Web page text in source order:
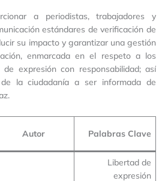
a periodistas, trabajadores y
estándares de verificación de
su impacto y garantizar una gestión
enmarcada en el respeto a los
expresión con responsabilidad; así
la ciudadanía a ser informada de
Autor Palabras Clave
Libertad de
expresión